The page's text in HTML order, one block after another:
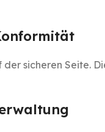
sicheren Seite.